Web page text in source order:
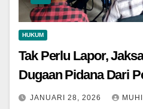
HUKUM
Tak Perlu Lapor,
Dugaan Pidana Dari
JANUARI 28, 2026